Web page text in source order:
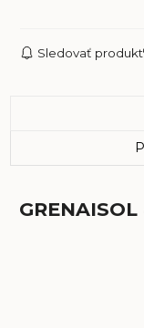
Sledovať produkt